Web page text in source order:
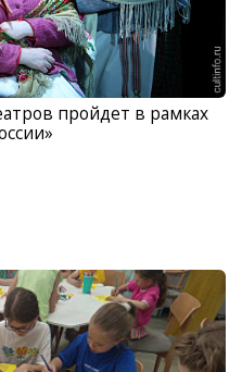
пройдет в рамках